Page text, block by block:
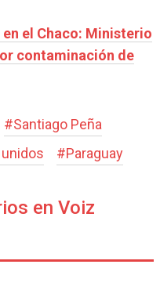
el Chaco: Ministerio
contaminación de
#Santiago Peña
#Paraguay
en Voiz